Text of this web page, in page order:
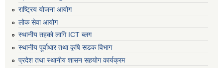
राष्ट्रिय योजना आयोग
लोक सेवा आयोग
स्थानीय तहको लागि ICT ब्लग
स्थानीय पूर्वाधार तथा कृषि सडक विभाग
प्रदेश तथा स्थानीय शासन सहयोग कार्यक्रम